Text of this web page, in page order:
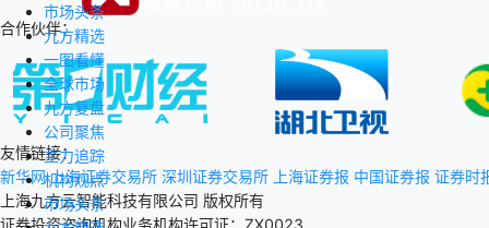
市场头条
九方精选
一图看懂
全球市场
九方复盘
公司聚焦
主力追踪
机构观点
市场头条
合作伙伴：
友情链接：
新华网 上海证券交易所 深圳证券交易所 上海证券报 中国证券报 证券时
上海九方云智能科技有限公司 版权所有
证券投资咨询机构业务机构许可证：ZX0023